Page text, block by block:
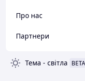
Про нас
Партнери
Тема - світла BETA